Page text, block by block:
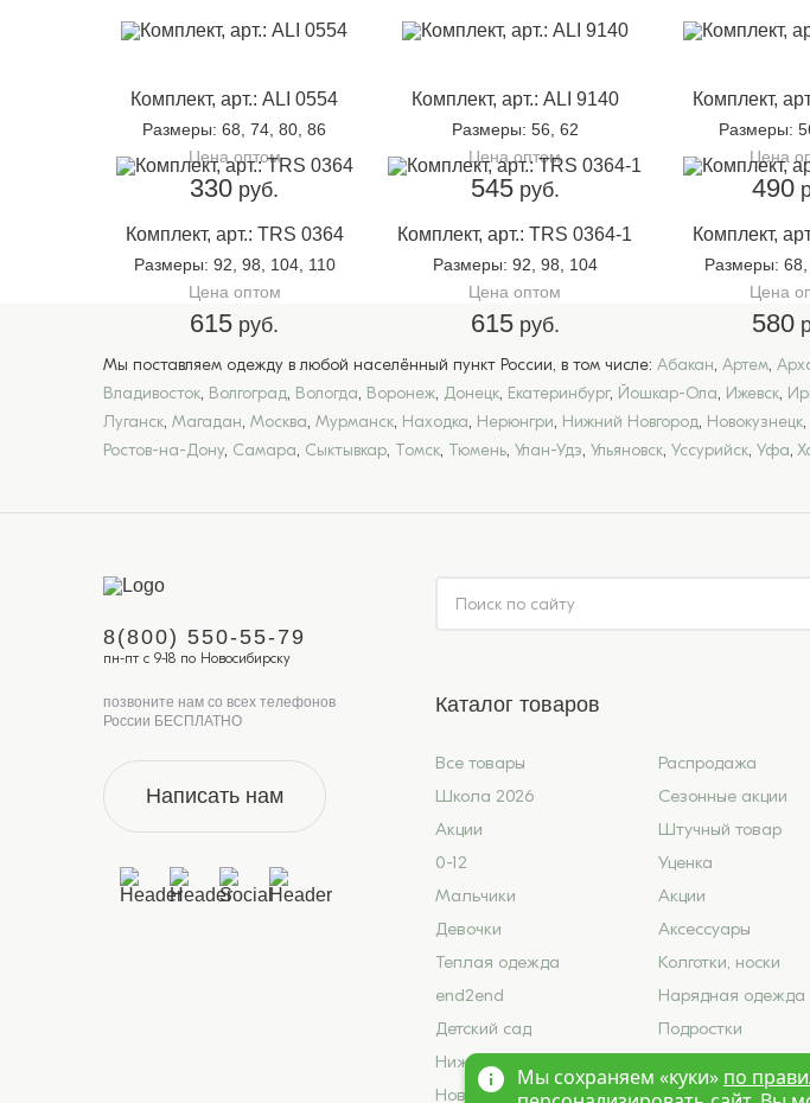
Комплект, арт.: ALI 0554
Размеры: 68, 74, 80, 86
Цена оптом
330 руб.
Комплект, арт.: ALI 9140
Размеры: 56, 62
Цена оптом
545руб.
Комплект,
Размеры:
Цена
490
Комплект, арт.: TRS 0364
Размеры: 92, 98, 104, 110
Цена оптом
615 руб.
Комплект, арт.: TRS 0364-1
Размеры: 92, 98, 104
Цена оптом
615руб.
Комплект,
Размеры:
Цена
580
Мы поставляем одежду в любой населённый пункт России, в том числе: Абакан, Артем,
Владивосток, Волгоград, Вологда, Воронеж, Донецк, Екатеринбург, Йошкар-Ола, Ижевск,
Луганск, Магадан, Москва, Мурманск, Находка, Нерюнгри, Нижний Новгород, Новокузнецк,
Ростов-на-Дону, Самара, Сыктывкар, Томск, Тюмень, Улан-Удэ, Ульяновск, Уссурийск, Уфа,
8(800) 550-55-79
пн-пт с 9-18 по Новосибирску
позвоните нам со всех телефонов
России БЕСПЛАТНО
Написать нам
Каталог товаров
Все товары
Школа 2026
Акции
0-12
Мальчики
Девочки
Теплая одежда
end2end
Детский сад
Нижнее белье
Новинки
Распродажа
Сезонные акции
Штучный товар
Уценка
Акции
Аксессуары
Колготки, носки
Нарядная одежда
Подростки
Мы сохраняем «куки» по